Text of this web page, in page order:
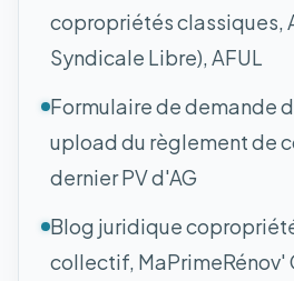
copropriétés classiques,
Syndicale Libre), AFUL
Formulaire de demande
upload du règlement de
dernier PV d'AG
Blog juridique
collectif,